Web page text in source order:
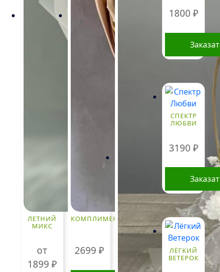
ЛЕТНИЙ
МИКС
от
1899 ₽
КОМПЛИМЕНТ
2699 ₽
1800 ₽
СПЕКТР
ЛЮБВИ
3190 ₽
ЛЁГКИЙ
ВЕТЕРОК